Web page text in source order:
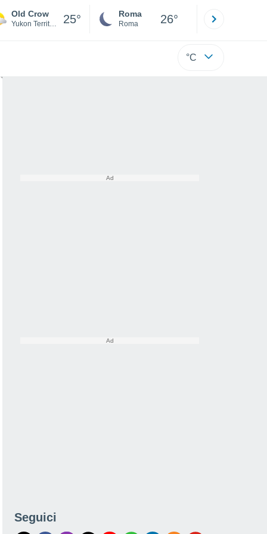
Old Crow
Yukon Territory 25° Roma
Roma 26°
°C
Seguici